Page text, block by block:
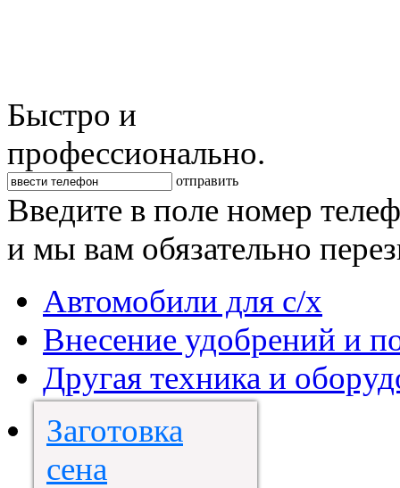
Быстро и
профессионально.
отправить
Введите в поле номер
и мы вам обязательно
Автомобили для с/х
Внесение удобрений и
Другая техника и
Заготовка
сена